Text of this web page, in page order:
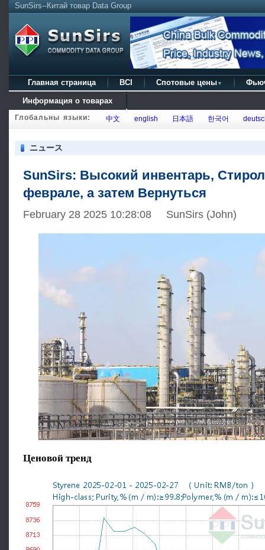
SunSirs--Китай товар Data Group
Главная страница BCI Спотовые цены ▼
Информация о товарах
Глобальны языки: 中文 english 日本語 한국어
ニュース
SunSirs: Высокий инвентарь,
феврале, а затем Вернуться
February 28 2025 10:28:08 SunSirs (John)
Ценовой тренд